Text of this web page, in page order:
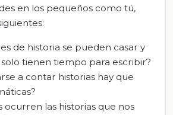
en los pequeños como tú,
de historia se pueden casar y
tienen tiempo para escribir?
a contar historias hay que
ocurren las historias que nos